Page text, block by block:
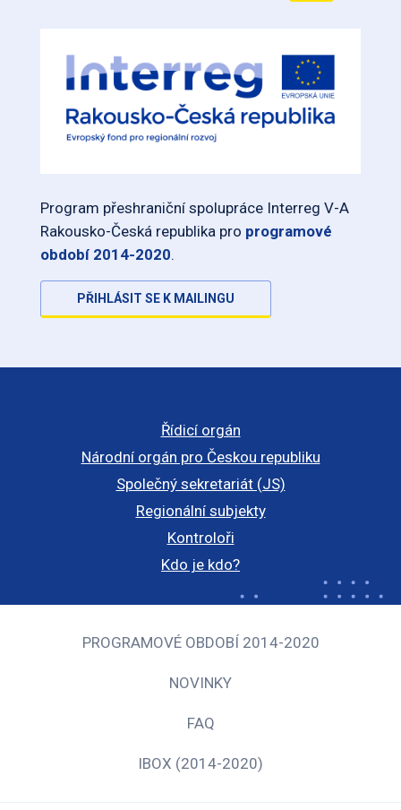
Program přeshraniční spolupráce Interreg V-A
Rakousko-Česká republika pro programové
období 2014-2020.
PŘIHLÁSIT SE K MAILINGU
Řídicí orgán
Národní orgán pro Českou republiku
Společný sekretariát (JS)
Regionální subjekty
Kontroloři
Kdo je kdo?
PROGRAMOVÉ OBDOBÍ 2014-2020
NOVINKY
FAQ
IBOX (2014-2020)